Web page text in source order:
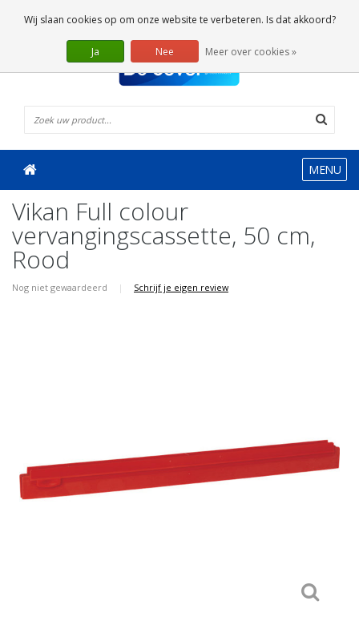
0 Artikelen
MENU
Vikan Full colour
vervangingscassette, 50 cm,
Rood
Nog niet gewaardeerd | Schrijf je eigen review
Wij slaan cookies op om onze website te verbeteren. Is dat akkoord?
Ja Nee Meer over cookies »